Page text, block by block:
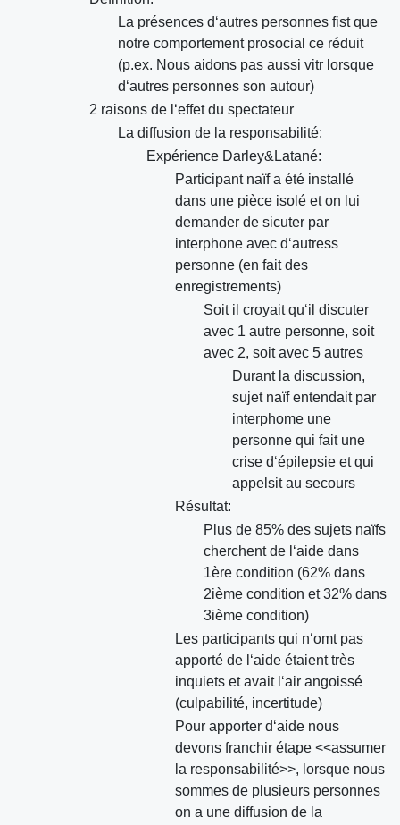
La présences d‘autres personnes fist que
notre comportement prosocial ce réduit
(p.ex. Nous aidons pas aussi vitr lorsque
d‘autres personnes son autour)
2 raisons de l‘effet du spectateur
La diffusion de la responsabilité:
Expérience Darley&Latané:
Participant naïf a été installé
dans une pièce isolé et on lui
demander de sicuter par
interphone avec d‘autress
personne (en fait des
enregistrements)
Soit il croyait qu‘il discuter
avec 1 autre personne, soit
avec 2, soit avec 5 autres
Durant la discussion,
sujet naïf entendait par
interphome une
personne qui fait une
crise d‘épilepsie et qui
appelsit au secours
Résultat:
Plus de 85% des sujets naïfs
cherchent de l‘aide dans
1ère condition (62% dans
2ième condition et 32% dans
3ième condition)
Les participants qui n‘omt pas
apporté de l‘aide étaient très
inquiets et avait l‘air angoissé
(culpabilité, incertitude)
Pour apporter d‘aide nous
devons franchir étape <<assumer
la responsabilité>>, lorsque nous
sommes de plusieurs personnes
on a une diffusion de la